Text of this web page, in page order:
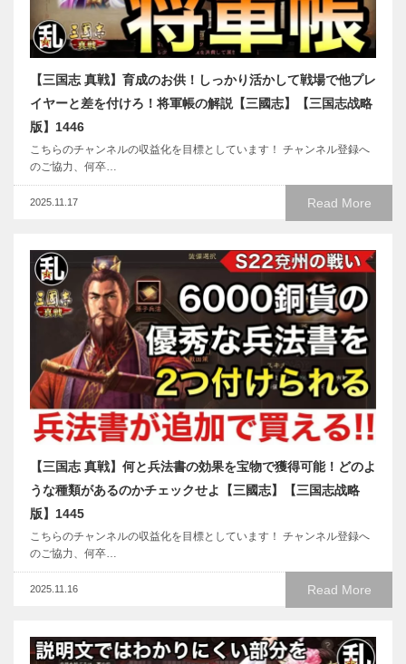
【三国志 真戦】育成のお供！しっかり活かして戦場で他プレ
イヤーと差を付けろ！将軍帳の解説【三國志】【三国志战略
版】1446
こちらのチャンネルの収益化を目標としています！ チャンネル登録へ
のご協力、何卒…
Read More
2025.11.17
【三国志 真戦】何と兵法書の効果を宝物で獲得可能！どのよ
うな種類があるのかチェックせよ【三國志】【三国志战略
版】1445
こちらのチャンネルの収益化を目標としています！ チャンネル登録へ
のご協力、何卒…
Read More
2025.11.16